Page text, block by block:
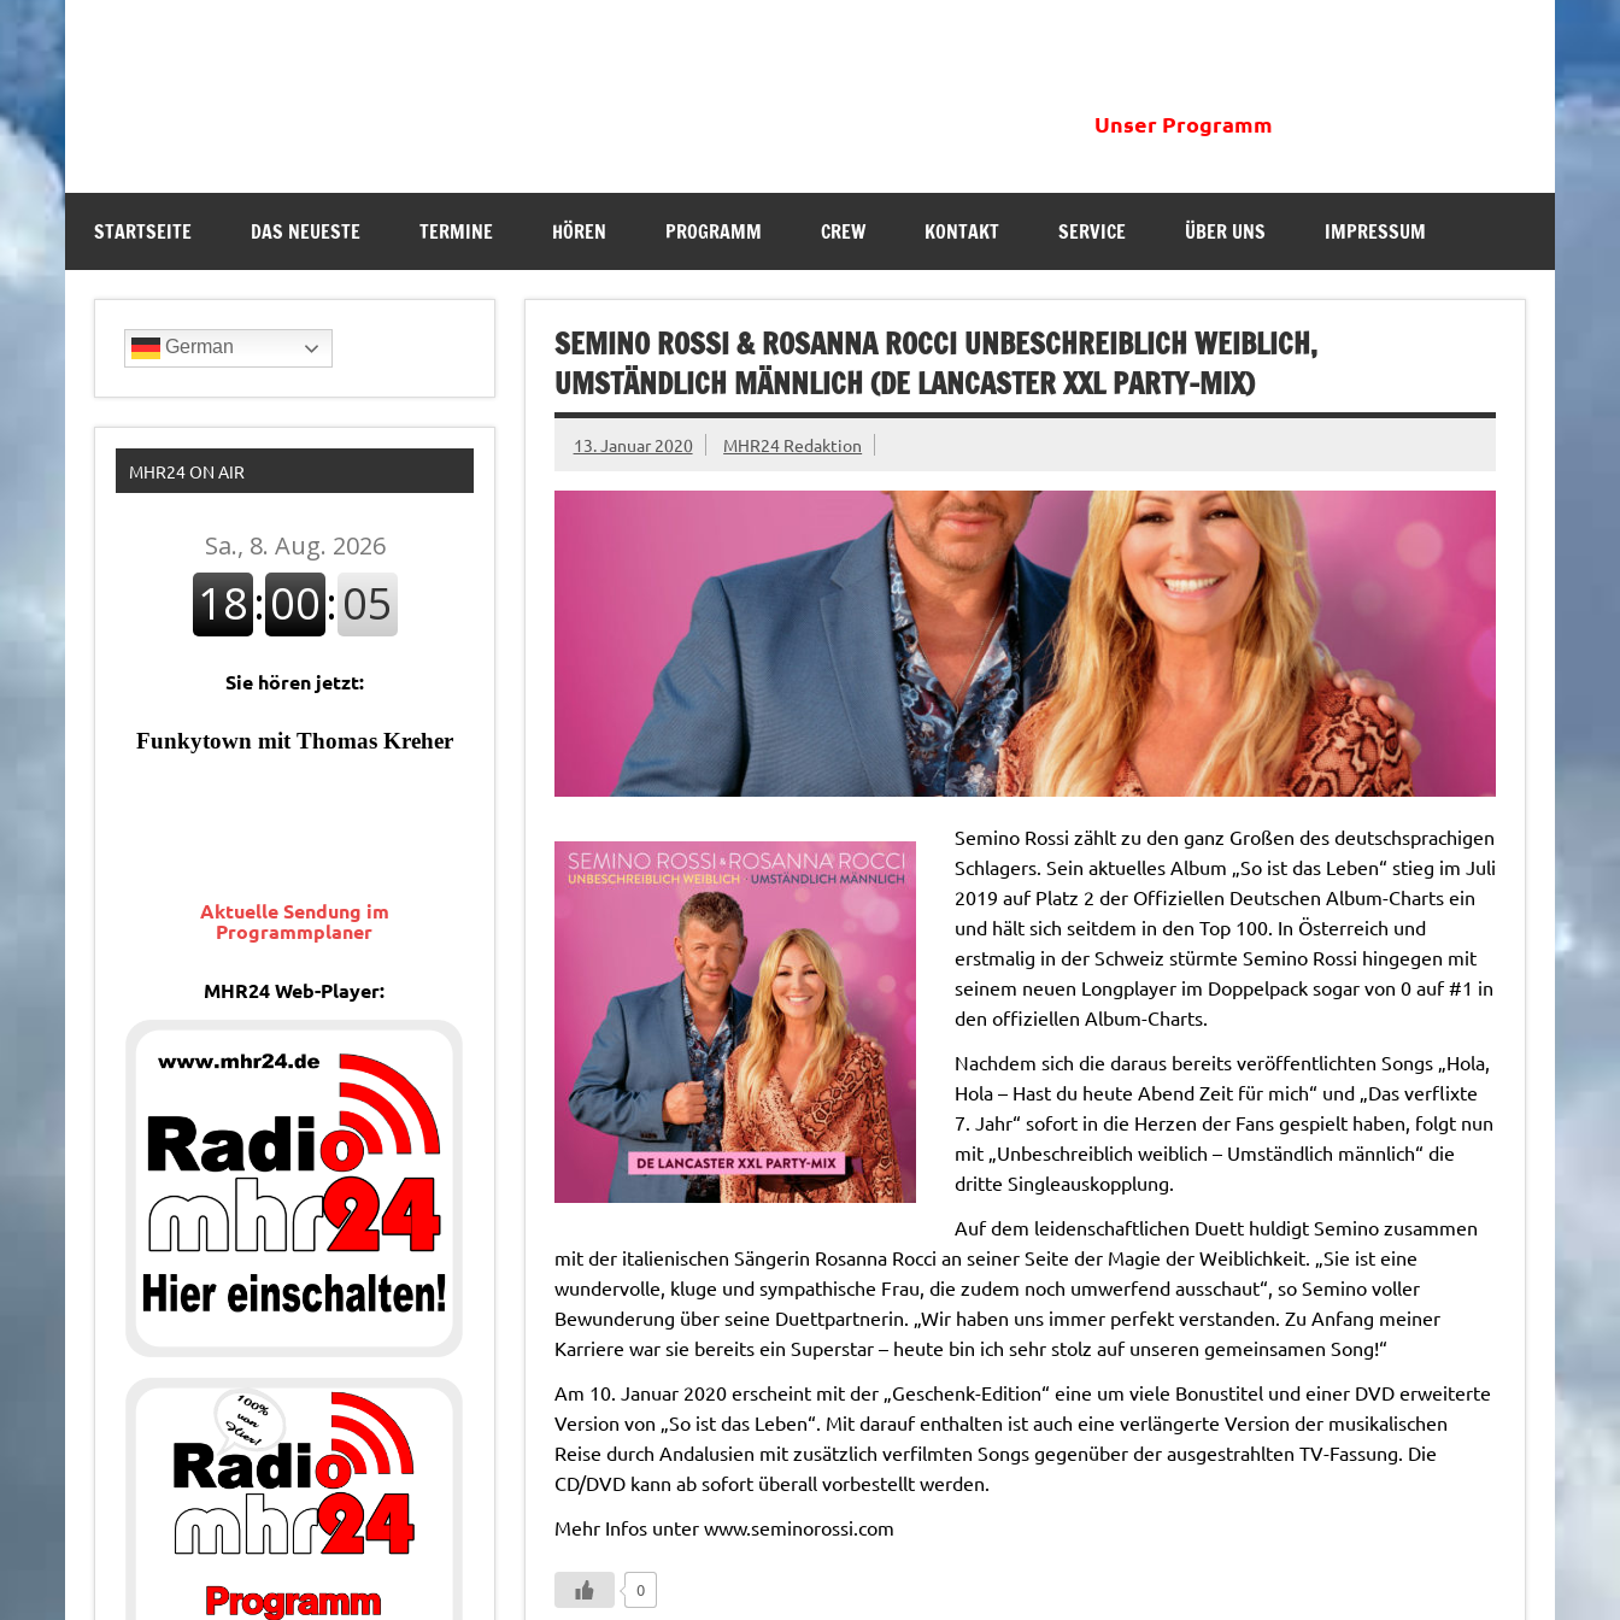
Unser Programm
STARTSEITE DAS NEUESTE TERMINE HÖREN PROGRAMM CREW KONTAKT SERVICE ÜBER UNS IMPRESSUM
SEMINO ROSSI & ROSANNA ROCCI UNBESCHREIBLICH WEIBLICH,
UMSTÄNDLICH MÄNNLICH (DE LANCASTER XXL PARTY-MIX)
13. Januar 2020 MHR24 Redaktion
Semino Rossi zählt zu den ganz Großen des deutschsprachigen
Schlagers. Sein aktuelles Album „So ist das Leben“ stieg im Juli
2019 auf Platz 2 der Offiziellen Deutschen Album-Charts ein
und hält sich seitdem in den Top 100. In Österreich und
erstmalig in der Schweiz stürmte Semino Rossi hingegen mit
seinem neuen Longplayer im Doppelpack sogar von 0 auf #1 in
den offiziellen Album-Charts.
Nachdem sich die daraus bereits veröffentlichten Songs „Hola,
Hola – Hast du heute Abend Zeit für mich“ und „Das verflixte
7. Jahr“ sofort in die Herzen der Fans gespielt haben, folgt nun
mit „Unbeschreiblich weiblich – Umständlich männlich“ die
dritte Singleauskopplung.
Auf dem leidenschaftlichen Duett huldigt Semino zusammen
mit der italienischen Sängerin Rosanna Rocci an seiner Seite der Magie der Weiblichkeit. „Sie ist eine
wundervolle, kluge und sympathische Frau, die zudem noch umwerfend ausschaut“, so Semino voller
Bewunderung über seine Duettpartnerin. „Wir haben uns immer perfekt verstanden. Zu Anfang meiner
Karriere war sie bereits ein Superstar – heute bin ich sehr stolz auf unseren gemeinsamen Song!“
Am 10. Januar 2020 erscheint mit der „Geschenk-Edition“ eine um viele Bonustitel und einer DVD erweiterte
Version von „So ist das Leben“. Mit darauf enthalten ist auch eine verlängerte Version der musikalischen
Reise durch Andalusien mit zusätzlich verfilmten Songs gegenüber der ausgestrahlten TV-Fassung. Die
CD/DVD kann ab sofort überall vorbestellt werden.
Mehr Infos unter www.seminorossi.com
0
German
MHR24 ON AIR
Sie hören jetzt:
Aktuelle Sendung im
Programmplaner
MHR24 Web-Player: